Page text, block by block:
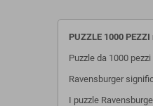
PUZZLE 1000
Puzzle da 1000 pezzi
Ravensburger
I puzzle